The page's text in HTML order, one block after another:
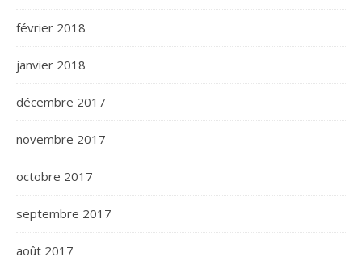
février 2018
janvier 2018
décembre 2017
novembre 2017
octobre 2017
septembre 2017
août 2017